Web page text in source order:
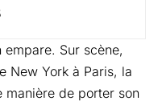
empare. Sur scène,
New York à Paris, la
de porter son